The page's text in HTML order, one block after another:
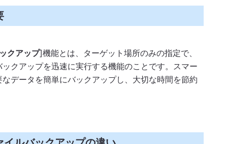
クアップ]機能とは、ターゲット場所のみの指定で、
クアップを迅速に実行する機能のことです。スマー
データを簡単にバックアップし、大切な時間を節約